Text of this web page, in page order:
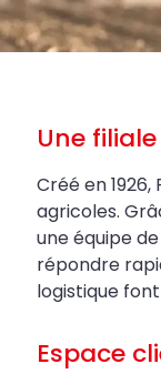
Une filiale
Créé en
agricoles.
une équipe
répondre
logistique
Espace